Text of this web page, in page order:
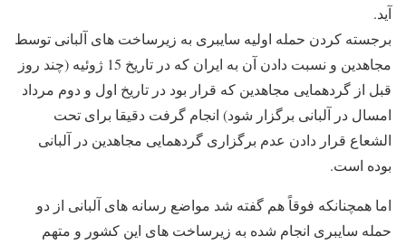
آید.
برجسته کردن حمله اولیه سایبری به زیرساخت های آلبانی توسط
مجاهدین و نسبت دادن آن به ایران که در تاریخ 15 ژوئیه (چند روز
قبل از گردهمایی مجاهدین که قرار بود در تاریخ اول و دوم مرداد
امسال در آلبانی برگزار شود) انجام گرفت دقیقا برای تحت
الشعاع قرار دادن عدم برگزاری گردهمایی مجاهدین در آلبانی
بوده است.
اما همچنانکه فوقاً هم گفته شد مواضع رسانه های آلبانی از دو
حمله سایبری انجام شده به زیرساخت های این کشور و متهم